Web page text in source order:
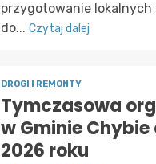
przygotowanie lokalnych
do... Czytaj dalej
DROGI I REMONTY
Tymczasowa
w Gminie Chybie
2026 roku